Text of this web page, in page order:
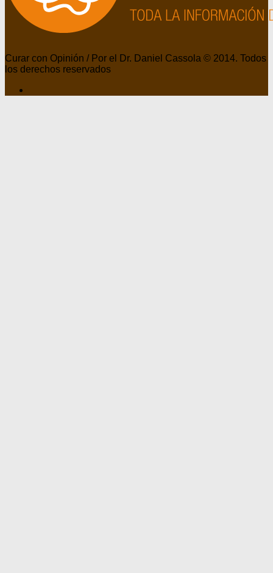
Curar con Opinión / Por el Dr. Daniel Cassola © 2014. Todos
los derechos reservados